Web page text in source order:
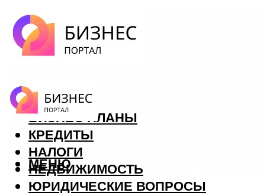
ФОРЕКС
БИЗНЕС ПЛАНЫ
КРЕДИТЫ
НАЛОГИ
НЕДВИЖИМОСТЬ
ЮРИДИЧЕСКИЕ ВОПРОСЫ
МЕНЮ